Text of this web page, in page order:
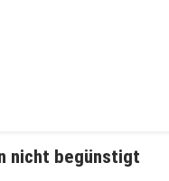
nicht begünstigt